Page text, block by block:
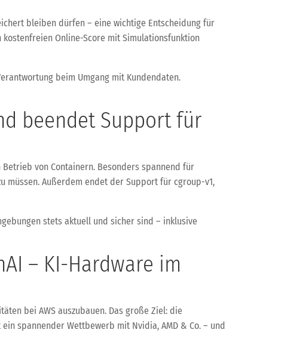
bleiben dürfen – eine wichtige Entscheidung für
Online-Score mit Simulationsfunktion
beim Umgang mit Kundendaten.
beendet Support für
von Containern. Besonders spannend für
müssen. Außerdem endet der Support für cgroup-v1,
stets aktuell und sicher sind – inklusive
– KI-Hardware im
bei AWS auszubauen. Das große Ziel: die
spannender Wettbewerb mit Nvidia, AMD & Co. – und